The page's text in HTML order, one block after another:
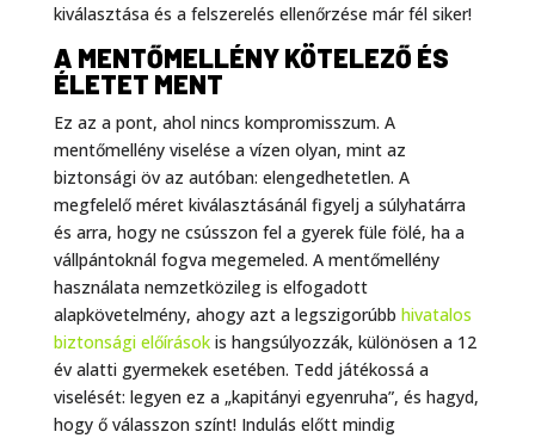
kiválasztása és a felszerelés ellenőrzése már fél siker!
A MENTŐMELLÉNY KÖTELEZŐ ÉS
ÉLETET MENT
Ez az a pont, ahol nincs kompromisszum. A
mentőmellény viselése a vízen olyan, mint az
biztonsági öv az autóban: elengedhetetlen. A
megfelelő méret kiválasztásánál figyelj a súlyhatárra
és arra, hogy ne csússzon fel a gyerek füle fölé, ha a
vállpántoknál fogva megemeled. A mentőmellény
használata nemzetközileg is elfogadott
alapkövetelmény, ahogy azt a legszigorúbb hivatalos
biztonsági előírásokis hangsúlyozzák, különösen a 12
év alatti gyermekek esetében. Tedd játékossá a
viselését: legyen ez a „kapitányi egyenruha”, és hagyd,
hogy ő válasszon színt! Indulás előtt mindig